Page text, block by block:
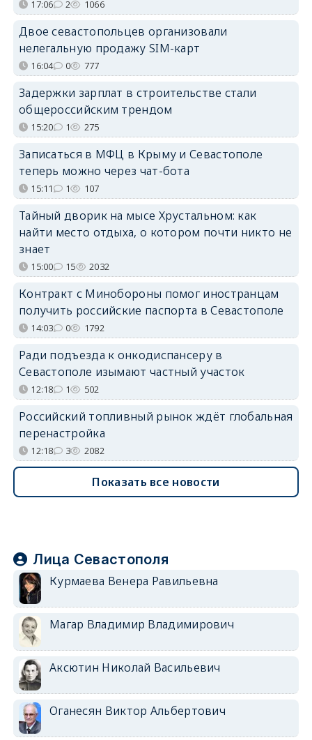
17:06 2 1066
Двое севастопольцев организовали
нелегальную продажу SIM-карт
16:04 0 777
Задержки зарплат в строительстве стали
общероссийским трендом
15:20 1 275
Записаться в МФЦ в Крыму и Севастополе
теперь можно через чат-бота
15:11 1 107
Тайный дворик на мысе Хрустальном: как
найти место отдыха, о котором почти никто не
знает
15:00 15 2032
Контракт с Минобороны помог иностранцам
получить российские паспорта в Севастополе
14:03 0 1792
Ради подъезда к онкодиспансеру в
Севастополе изымают частный участок
12:18 1 502
Российский топливный рынок ждёт глобальная
перенастройка
12:18 3 2082
Показать все новости
Лица Севастополя
Курмаева Венера Равильевна
Магар Владимир Владимирович
Аксютин Николай Васильевич
Оганесян Виктор Альбертович